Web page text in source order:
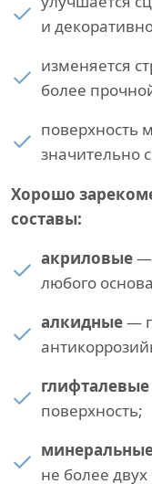
и
изменяется
более
поверхность
значительно
Хорошо
составы:
акриловые—
любого
алкидные—
глифталевые
поверхность;
не более двух